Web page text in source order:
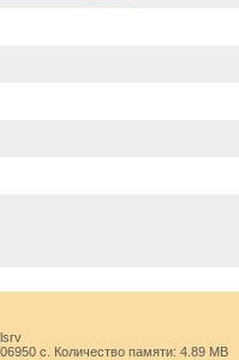
с. Количество памяти: 4.89 MB